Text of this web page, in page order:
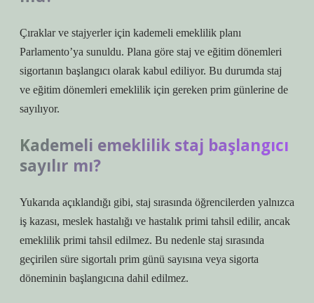
Çıraklar ve stajyerler için kademeli emeklilik planı
Parlamento’ya sunuldu. Plana göre staj ve eğitim dönemleri
sigortanın başlangıcı olarak kabul ediliyor. Bu durumda staj
ve eğitim dönemleri emeklilik için gereken prim günlerine de
sayılıyor.
Kademeli emeklilik staj başlangıcı
sayılır mı?
Yukarıda açıklandığı gibi, staj sırasında öğrencilerden yalnızca
iş kazası, meslek hastalığı ve hastalık primi tahsil edilir, ancak
emeklilik primi tahsil edilmez. Bu nedenle staj sırasında
geçirilen süre sigortalı prim günü sayısına veya sigorta
döneminin başlangıcına dahil edilmez.